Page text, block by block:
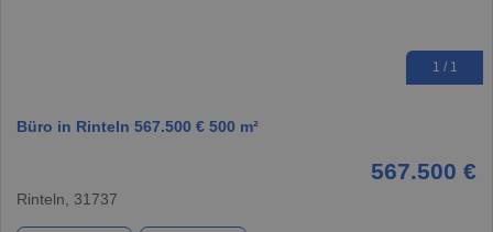
1 / 1
Büro in Rinteln 567.500 € 500 m²
567.500 €
Rinteln, 31737